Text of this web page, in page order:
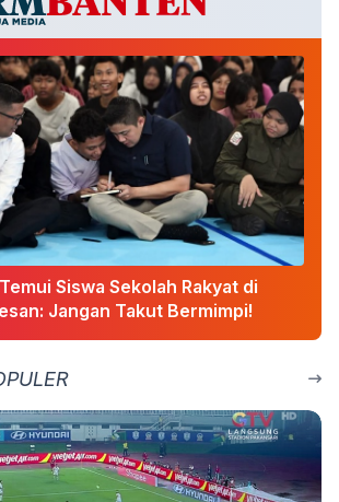
Siswa Sekolah Rakyat di
Jangan Takut Bermimpi!